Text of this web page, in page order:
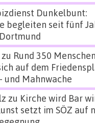
Dunkelbunt:
begleiten seit fünf
zu Rund 350 Menschen
auf dem
und Mahnwache
zu Kirche wird Bar
setzt im SÖZ auf